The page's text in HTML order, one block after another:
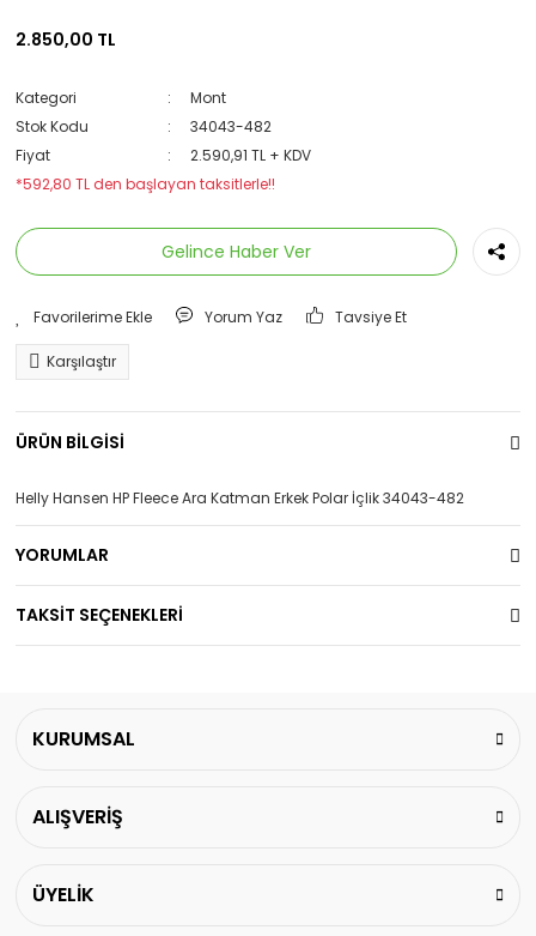
2.850,00 TL
Kategori
Mont
Stok Kodu
34043-482
Fiyat
2.590,91 TL + KDV
*592,80 TL den başlayan taksitlerle!!
Gelince Haber Ver
Yorum Yaz Tavsiye Et
Karşılaştır
ÜRÜN BİLGİSİ
Helly Hansen HP Fleece Ara Katman Erkek Polar İçlik 34043-482
YORUMLAR
TAKSİT SEÇENEKLERİ
KURUMSAL
ALIŞVERİŞ
ÜYELİK